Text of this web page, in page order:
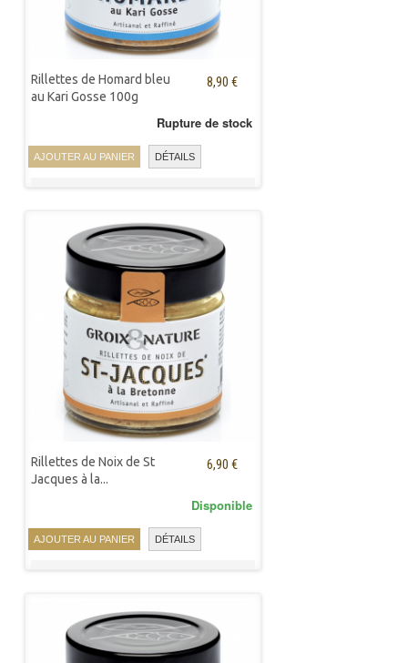
Rillettes de Homard bleu
au Kari Gosse 100g
8,90 €
AJOUTER AU PANIER DÉTAILS
Rupture de stock
Rillettes de Noix de St
Jacques à la...
6,90 €
AJOUTER AU PANIER DÉTAILS
Disponible